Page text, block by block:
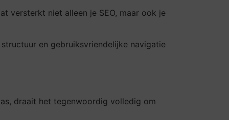
versterkt niet alleen je SEO, maar ook je
en gebruiksvriendelijke navigatie
draait het tegenwoordig volledig om